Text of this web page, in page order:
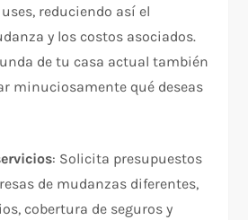
reduciendo así el
y los costos asociados.
de tu casa actual también
minuciosamente qué deseas
: Solicita presupuestos
de mudanzas diferentes,
cobertura de seguros y